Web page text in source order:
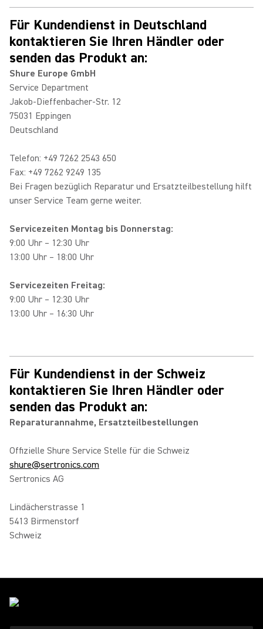
Für Kundendienst in Deutschland
kontaktieren Sie Ihren Händler oder
senden das Produkt an:
Shure Europe GmbH
Service Department
Jakob-Dieffenbacher-Str. 12
75031 Eppingen
Deutschland
Telefon: +49 7262 2543 650
Fax: +49 7262 9249 135
Bei Fragen bezüglich Reparatur und Ersatzteilbestellung hilft
unser Service Team gerne weiter.
Servicezeiten Montag bis Donnerstag:
9:00 Uhr – 12:30 Uhr
13:00 Uhr – 18:00 Uhr
Servicezeiten Freitag:
9:00 Uhr – 12:30 Uhr
13:00 Uhr – 16:30 Uhr
Für Kundendienst in der Schweiz
kontaktieren Sie Ihren Händler oder
senden das Produkt an:
Reparaturannahme, Ersatzteilbestellungen
Offizielle Shure Service Stelle für die Schweiz
shure@sertronics.com
Sertronics AG
Lindächerstrasse 1
5413 Birmenstorf
Schweiz